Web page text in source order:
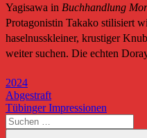
Yagisawa in Buchhandlung
Protagonistin Takako stilisiert
haselnusskleiner, krustiger
weiter suchen. Die echten
2024
Beitragsnavigation
Vorheriger
Beitrag:
Abgestraft
Nächster
Beitrag:
Tübinger Impressionen
Suchen
nach: